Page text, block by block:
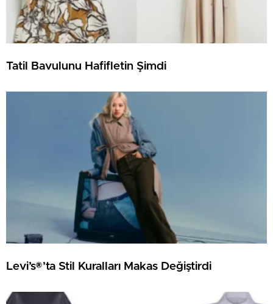
Tatil Bavulunu Hafifletin Şimdi
Levi’s®’ta Stil Kuralları Makas Değiştirdi